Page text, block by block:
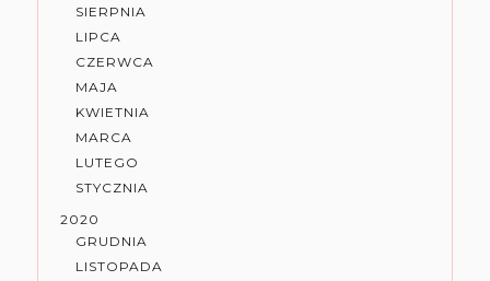
SIERPNIA
LIPCA
CZERWCA
MAJA
KWIETNIA
MARCA
LUTEGO
STYCZNIA
2020
GRUDNIA
LISTOPADA